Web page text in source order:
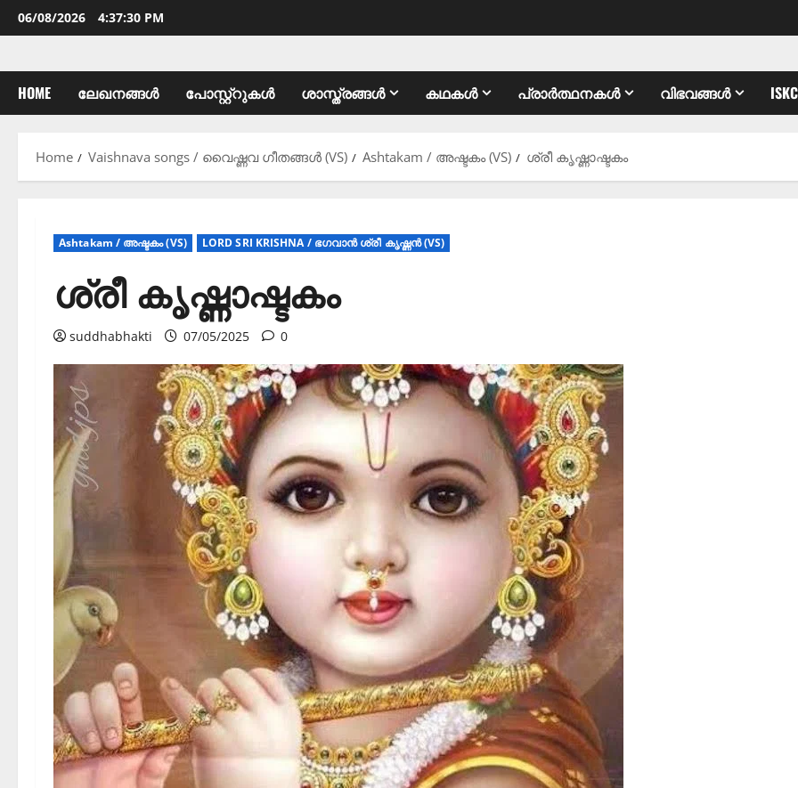
06/08/2026 4:37:31 PM
HOME ലേഖനങ്ങൾ പോസ്റ്റ്റുകൾ ശാസ്ത്രങ്ങൾ കഥകൾ പ്രാർത്ഥനകൾ വിഭവങ്ങൾ
Home Vaishnava songs / വൈഷ്ണവ ഗീതങ്ങൾ (VS) Ashtakam / അഷ്ടകം (VS) ശ്രീ കൃഷ്ണാഷ്ടകം
Ashtakam / അഷ്ടകം (VS) LORD SRI KRISHNA / ഭഗവാൻ ശ്രീ കൃഷ്ണൻ (VS)
ശ്രീ കൃഷ്ണാഷ്ടകം
suddhabhakti 07/05/2025 0